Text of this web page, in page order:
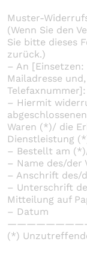
Muster-
(Wenn Sie den
Sie bitte dieses
zurück.)
– An
Mailadresse
Telefaxnummer]:
– Hiermit
Waren (*)/ die
Dienstleistung
– Bestellt am
– Name des/der
– Anschrift des/
– Unterschrift
Mitteilung auf
– Datum
(*)